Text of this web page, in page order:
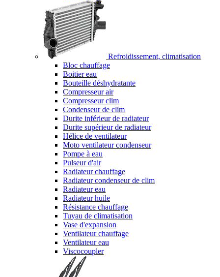
Refroidissement, climatisation
Bloc chauffage
Boitier eau
Bouteille déshydratante
Compresseur air
Compresseur clim
Condenseur de clim
Durite inférieur de radiateur
Durite supérieur de radiateur
Hélice de ventilateur
Moto ventilateur condenseur
Pompe à eau
Pulseur d'air
Radiateur chauffage
Radiateur condenseur de clim
Radiateur eau
Radiateur huile
Résistance chauffage
Tuyau de climatisation
Vase d'expansion
Ventilateur chauffage
Ventilateur eau
Viscocoupler